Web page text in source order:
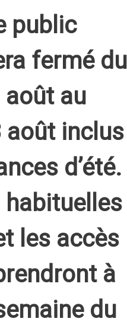
public
fermé du
au
août inclus
d’été.
habituelles
les accès
à
du